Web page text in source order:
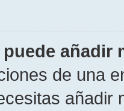
añadir
de una
añadir